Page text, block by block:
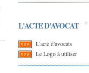
L'ACTE D'AVOCAT
L'acte d'avocats
Le Logo à utiliser